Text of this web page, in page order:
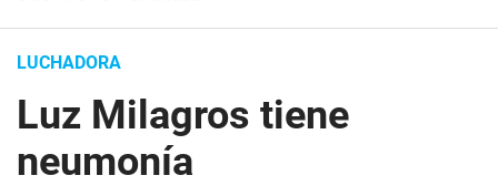
LUCHADORA
Luz Milagros tiene
neumonía